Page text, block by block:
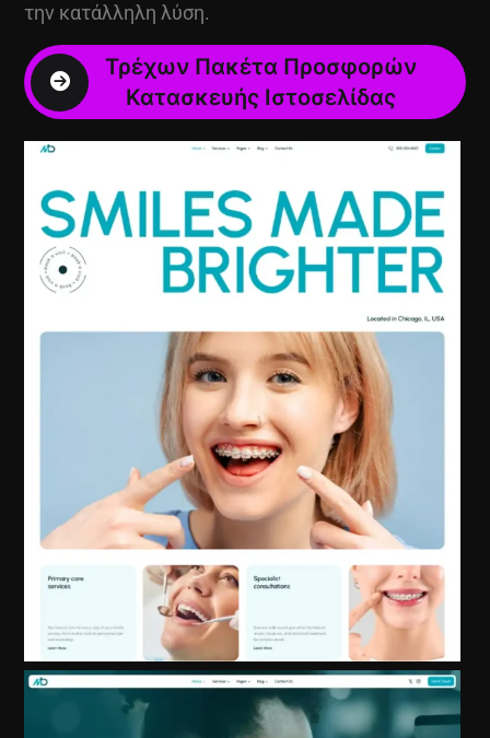
την κατάλληλη λύση.